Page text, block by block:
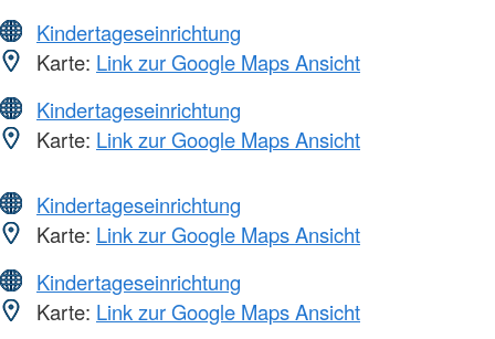
Kindertageseinrichtung
Karte: Link zur Google Maps Ansicht
Kindertageseinrichtung
Karte: Link zur Google Maps Ansicht
Kindertageseinrichtung
Karte: Link zur Google Maps Ansicht
Kindertageseinrichtung
Karte: Link zur Google Maps Ansicht